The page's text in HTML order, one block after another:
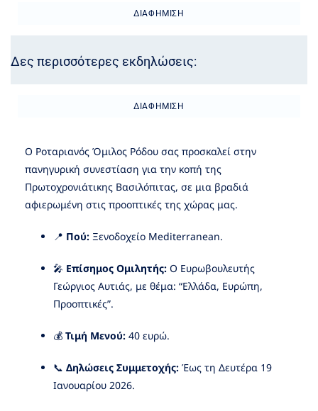
ΔΙΑΦΉΜΙΣΗ
Δες περισσότερες εκδηλώσεις:
ΔΙΑΦΉΜΙΣΗ
Ο Ροταριανός Όμιλος Ρόδου σας προσκαλεί στην
πανηγυρική συνεστίαση για την κοπή της
Πρωτοχρονιάτικης Βασιλόπιτας, σε μια βραδιά
αφιερωμένη στις προοπτικές της χώρας μας.
📍 Πού: Ξενοδοχείο Mediterranean.
🎤 Επίσημος Ομιλητής: Ο Ευρωβουλευτής
Γεώργιος Αυτιάς, με θέμα: “Ελλάδα, Ευρώπη,
Προοπτικές”.
💰 Τιμή Μενού: 40 ευρώ.
📞 Δηλώσεις Συμμετοχής: Έως τη Δευτέρα 19
Ιανουαρίου 2026.